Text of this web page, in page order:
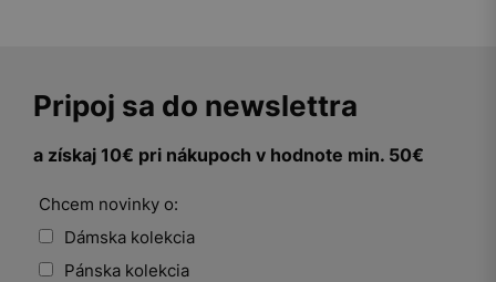
Pripoj sa do newslettra
a získaj 10€ pri nákupoch v hodnote min. 50€
Chcem novinky o:
Dámska kolekcia
Pánska kolekcia